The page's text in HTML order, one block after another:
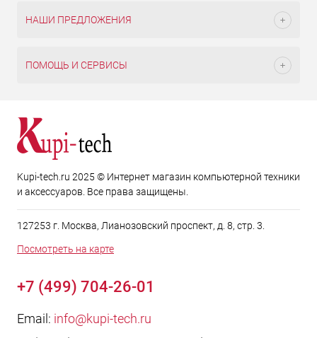
НАШИ ПРЕДЛОЖЕНИЯ
ПОМОЩЬ И СЕРВИСЫ
Kupi-tech.ru 2025 © Интернет магазин компьютерной техники
и аксессуаров. Все права защищены.
127253 г. Москва, Лианозовский проспект, д. 8, стр. 3.
Посмотреть на карте
+7 (499) 704-26-01
Email: info@kupi-tech.ru